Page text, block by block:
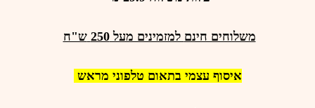
משלוחים חינם למזמינים מעל250 ש"ח
איסוף עצמי בתאום טלפוני מראש